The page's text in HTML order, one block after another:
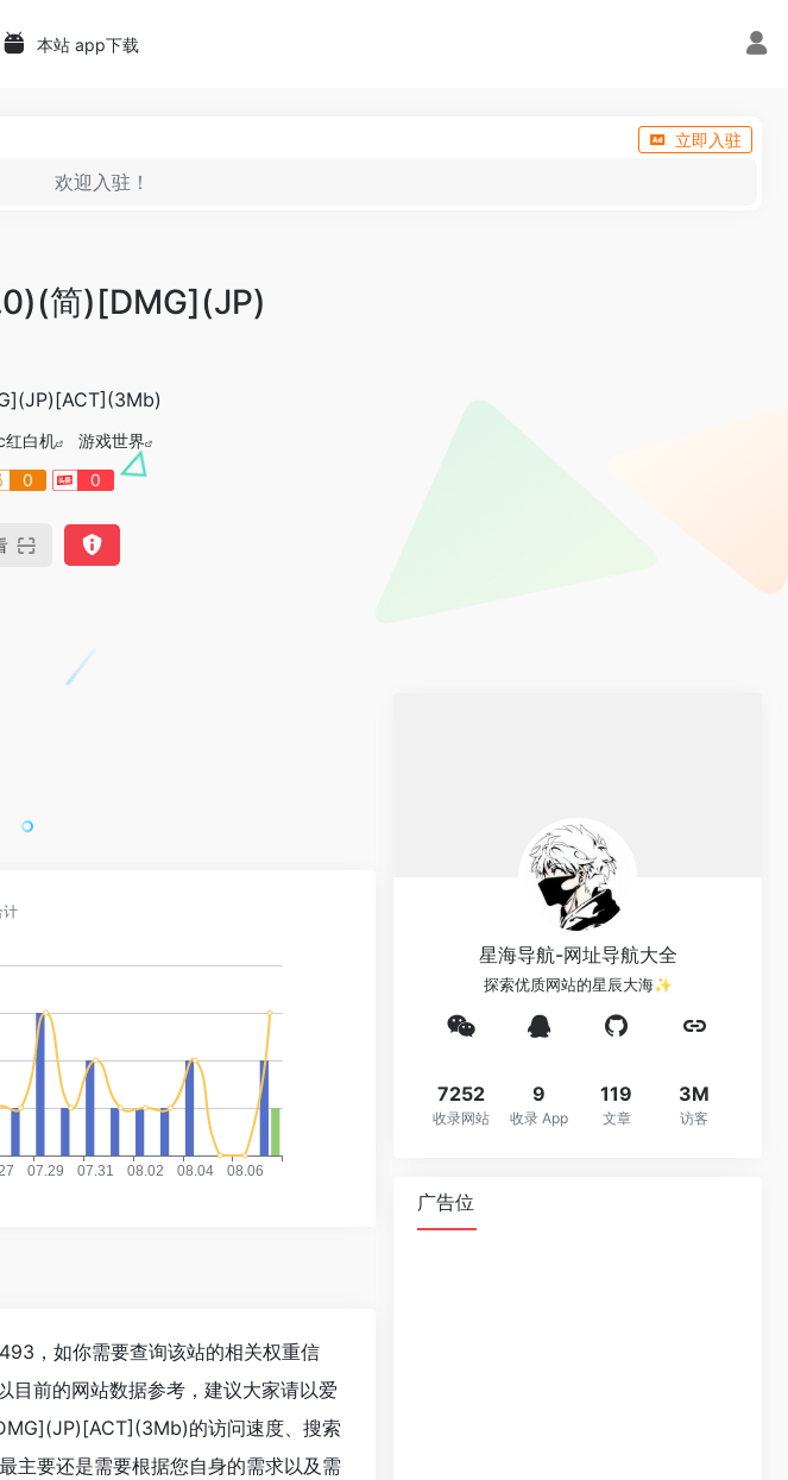
本站 app下载
立即入驻
欢迎入驻！
简)[DMG](JP)
红白机
游戏世界
0 0
，如你需要查询该站的相关权重信
目前的网站数据参考，建议大家请以爱
的访问速度、搜索
主要还是需要根据您自身的需求以及需
星海导航-网址导航大全
探索优质网站的星辰大海✨
7252
收录网站
9
收录 App
119
文章
3M
访客
广告位